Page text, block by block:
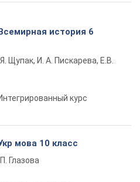
Play Video
история 6
Щупак, И. А. Пискарева, Е.В.
курс
мова 10 класс
Глазова